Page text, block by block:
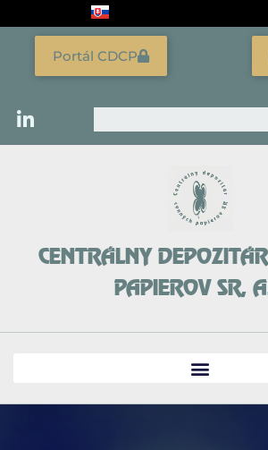
Vyhľadať
Portál CDCP
CENTRÁLNY DEPOZITÁR
PAPIEROV SR,